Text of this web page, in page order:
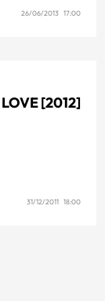
26/06/2013 17:00
[2012]
31/12/2011 18:00